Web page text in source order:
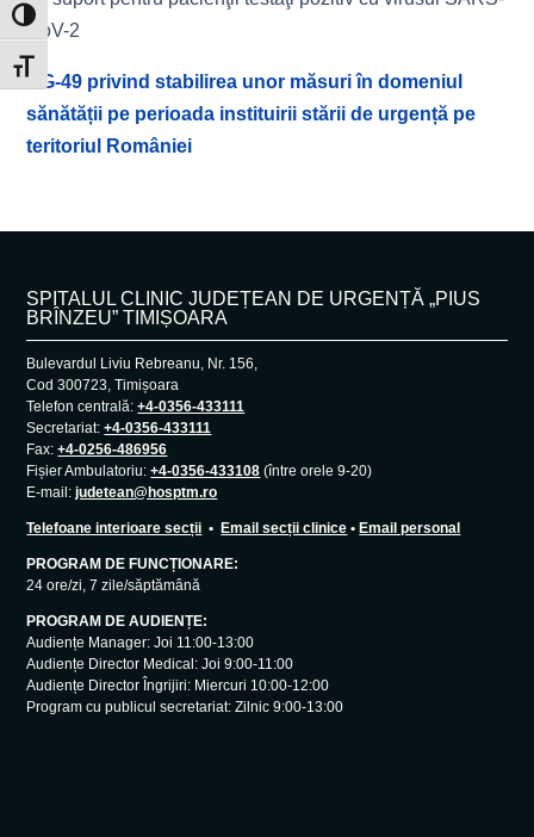
Toggle High Contrast
Toggle Font size
CoV-2
HG-49 privind stabilirea unor măsuri în domeniul
sănătății pe perioada instituirii stării de urgență pe
teritoriul României
SPITALUL CLINIC JUDEȚEAN DE URGENȚĂ „PIUS
BRÎNZEU” TIMIȘOARA
Bulevardul Liviu Rebreanu, Nr. 156,
Cod 300723, Timișoara
Telefon centrală:+4-0356-433111
Secretariat:+4-0356-433111
Fax:+4-0256-486956
Fișier Ambulatoriu:+4-0356-433108 (între orele 9-20)
E-mail:judetean@hosptm.ro
Telefoane interioare secții •Email secții clinice •Email personal
PROGRAM DE FUNCȚIONARE:
24 ore/zi, 7 zile/săptămână
PROGRAM DE AUDIENȚE:
Audiențe Manager: Joi 11:00-13:00
Audiențe Director Medical: Joi 9:00-11:00
Audiențe Director Îngrijiri: Miercuri 10:00-12:00
Program cu publicul secretariat: Zilnic 9:00-13:00